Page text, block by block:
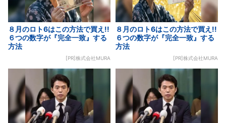
８月のロト6はこの方法で買え!!
６つの数字が『完全一致』する
方法
[PR]株式会社MURA
８月のロト6はこの方法で買え!!
６つの数字が『完全一致』する
方法
[PR]株式会社MURA